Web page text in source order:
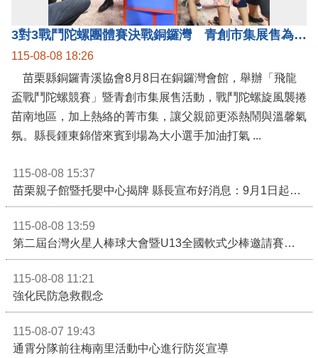
3對3戰鬥陀螺團體賽決戰銅鑼灣 青創市集展售為父親節增添繽紛
115-08-08 18:26
苗栗縣銅鑼青溪協會8月8日在銅鑼灣會館，舉辦「飛龍
盃戰鬥陀螺競賽」暨青創市集展售活動，戰鬥陀螺旋風襲捲
苗南地區，加上熱絡的菁市集，讓父親節更添熱鬧與溫馨氣
115-08-08 15:37
115-08-08 13:59
115-08-08 11:21
強化民防急救觀念
115-08-07 19:43
通霄分隊前往梅南里活動中心進行防災宣導